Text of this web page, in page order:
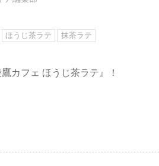
ほうじ茶ラテ 抹茶ラテ
カフェ ほうじ茶ラテ』！